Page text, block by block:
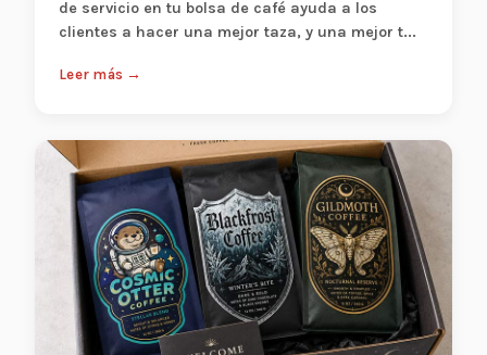
de servicio en tu bolsa de café ayuda a los
clientes a hacer una mejor taza, y una mejor t...
Leer más →